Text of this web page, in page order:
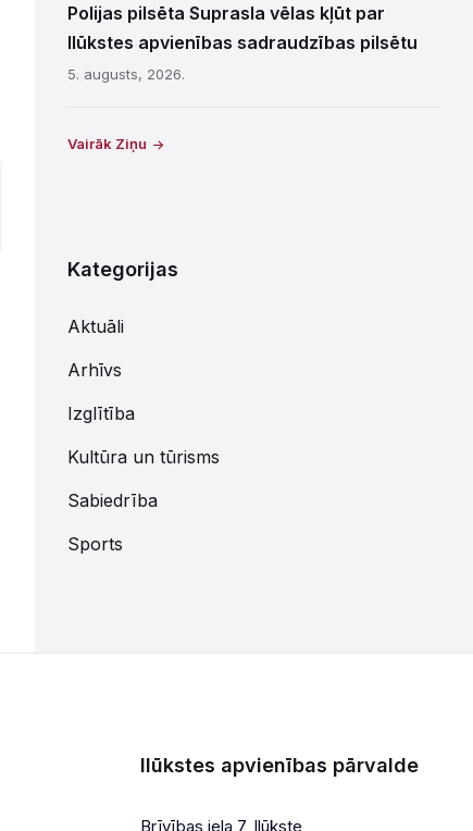
Polijas pilsēta Suprasla vēlas kļūt par
Ilūkstes apvienības sadraudzības pilsētu
5. augusts, 2026.
Vairāk Ziņu
Kategorijas
Aktuāli
Arhīvs
Izglītība
Kultūra un tūrisms
Sabiedrība
Sports
Ilūkstes apvienības pārvalde
Brīvības iela 7, Ilūkste,